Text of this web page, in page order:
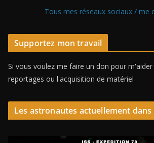
Tous mes réseaux sociaux / me
Supportez mon travail
Si vous voulez me faire un don pour
reportages ou l'acquisition de matériel
Les astronautes actuellement dans